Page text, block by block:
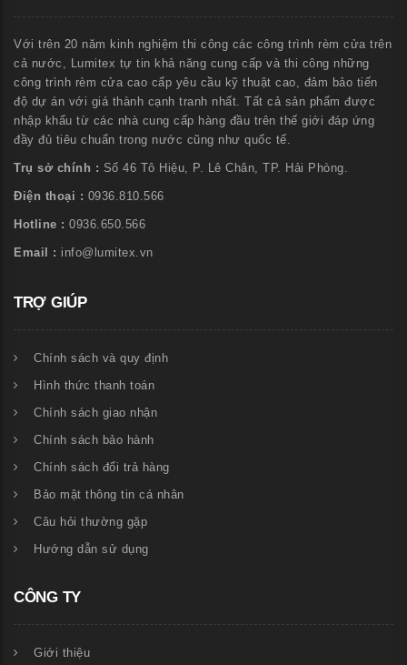
Với trên 20 năm kinh nghiệm thi công các công trình rèm cửa trên
cả nước, Lumitex tự tin khả năng cung cấp và thi công những
công trình rèm cửa cao cấp yêu cầu kỹ thuật cao, đảm bảo tiến
độ dự án với giá thành cạnh tranh nhất. Tất cả sản phẩm được
nhập khẩu từ các nhà cung cấp hàng đầu trên thế giới đáp ứng
đầy đủ tiêu chuẩn trong nước cũng như quốc tế.
Trụ sở chính : Số 46 Tô Hiệu, P. Lê Chân, TP. Hải Phòng.
Điện thoại : 0936.810.566
Hotline : 0936.650.566
Email : info@lumitex.vn
TRỢ GIÚP
Chính sách và quy định
Hình thức thanh toán
Chính sách giao nhận
Chính sách bảo hành
Chính sách đổi trả hàng
Bảo mật thông tin cá nhân
Câu hỏi thường gặp
Hướng dẫn sử dụng
CÔNG TY
Giới thiệu